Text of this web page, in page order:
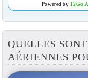
Powered by 12Go
QUELLES
AÉRIENNES